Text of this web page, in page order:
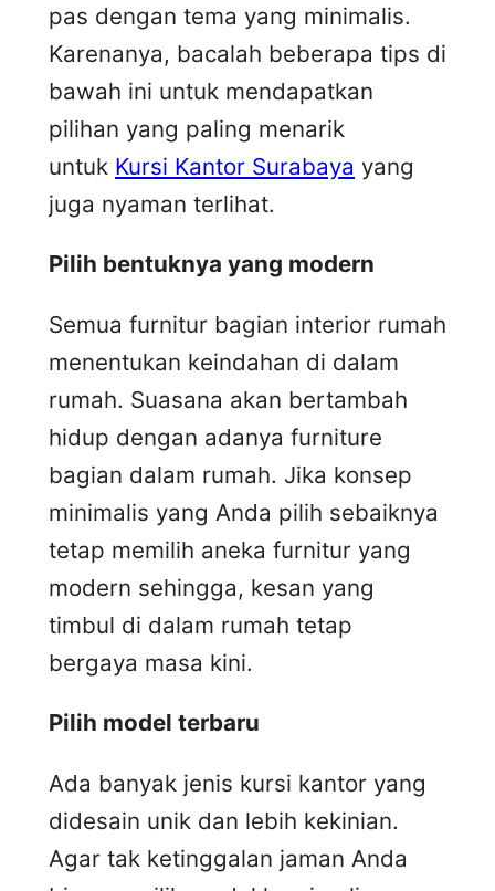
pas dengan tema yang minimalis.
Karenanya, bacalah beberapa tips di
bawah ini untuk mendapatkan
pilihan yang paling menarik
untuk Kursi Kantor Surabaya yang
juga nyaman terlihat.
Pilih bentuknya yang modern
Semua furnitur bagian interior rumah
menentukan keindahan di dalam
rumah. Suasana akan bertambah
hidup dengan adanya furniture
bagian dalam rumah. Jika konsep
minimalis yang Anda pilih sebaiknya
tetap memilih aneka furnitur yang
modern sehingga, kesan yang
timbul di dalam rumah tetap
bergaya masa kini.
Pilih model terbaru
Ada banyak jenis kursi kantor yang
didesain unik dan lebih kekinian.
Agar tak ketinggalan jaman Anda